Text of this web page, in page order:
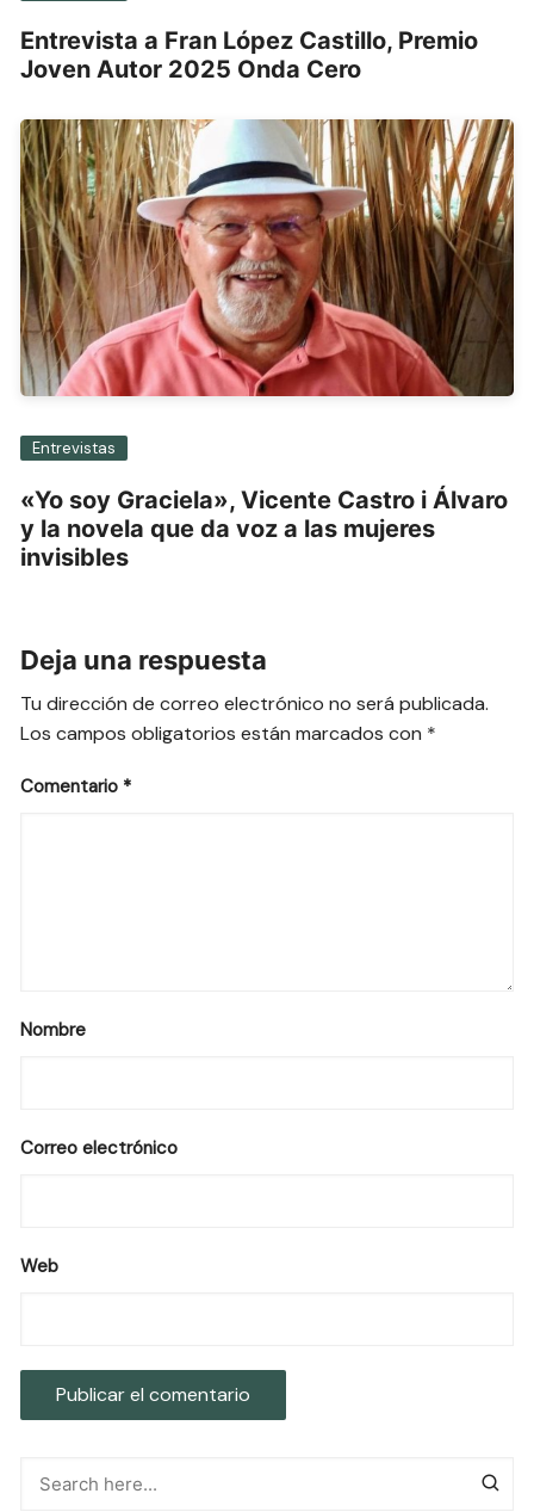
Entrevista a Fran López Castillo, Premio
Joven Autor 2025 Onda Cero
Entrevistas
«Yo soy Graciela», Vicente Castro i Álvaro
y la novela que da voz a las mujeres
invisibles
Deja una respuesta
Tu dirección de correo electrónico no será publicada.
Los campos obligatorios están marcados con *
Comentario *
Nombre
Correo electrónico
Web